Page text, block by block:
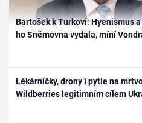
Bartošek k Turkovi: Hyenismus
ho Sněmovna vydala, míní
Lékárničky, drony i pytle na
Wildberries legitimním cílem